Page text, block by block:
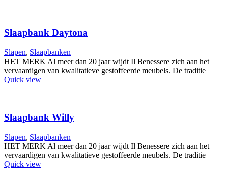
Slaapbank Daytona
Slapen, Slaapbanken
HET MERK Al meer dan 20 jaar wijdt Il Benessere zich aan het
vervaardigen van kwalitatieve gestoffeerde meubels. De traditie
Quick view
Slaapbank Willy
Slapen, Slaapbanken
HET MERK Al meer dan 20 jaar wijdt Il Benessere zich aan het
vervaardigen van kwalitatieve gestoffeerde meubels. De traditie
Quick view